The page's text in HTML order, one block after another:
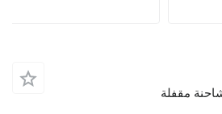
مقفلة